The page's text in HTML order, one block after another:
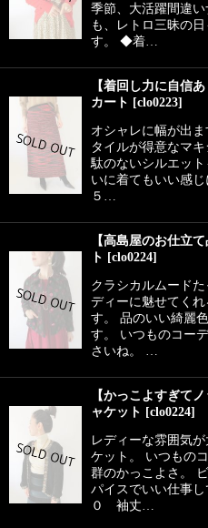
季節、大活躍間違
も、レトロ三昧の
す。 ◆着…
【着回し力に自信
カート [clo0223]
オシャレに幅が出
タイルが得意なマ
駄のないシルエッ
いに着てもいい感
５…
【高島屋のお仕立
ト [clo0224]
クラシカルムード
ディーに魅せてく
す。 品のいい綺麗
す。 いつものコー
さいね。 …
【かっこよすぎて
ャケット [clo0224]
レディーな雰囲気
ケット。 いつもの
群のかっこよさ。
パイスでいい仕事
０ 袖丈…